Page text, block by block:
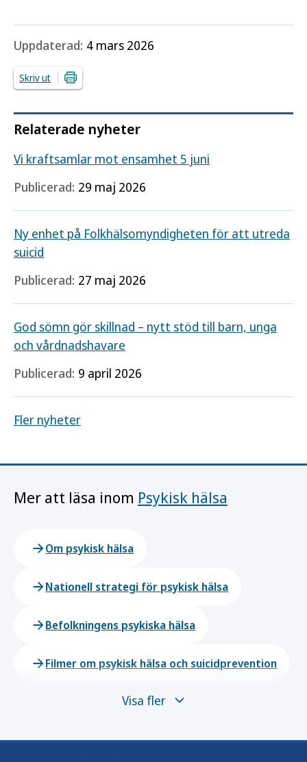
Uppdaterad: 4 mars 2026
Skriv ut
Relaterade nyheter
Vi kraftsamlar mot ensamhet 5 juni
Publicerad: 29 maj 2026
Ny enhet på Folkhälsomyndigheten för att utreda
suicid
Publicerad: 27 maj 2026
God sömn gör skillnad – nytt stöd till barn, unga
och vårdnadshavare
Publicerad: 9 april 2026
Fler nyheter
Mer att läsa inom Psykisk hälsa
Om psykisk hälsa
Nationell strategi för psykisk hälsa
Befolkningens psykiska hälsa
Filmer om psykisk hälsa och suicidprevention
Skolbaserad samverkan för psykiska hälsa
Förebygg ensamhet
Visa fler